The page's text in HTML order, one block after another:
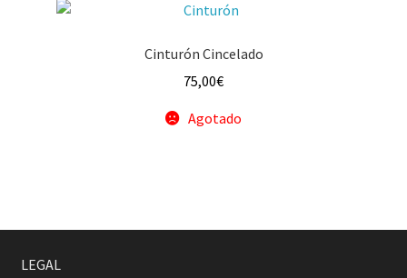
Cinturón Cincelado
75,00€
Agotado
LEGAL